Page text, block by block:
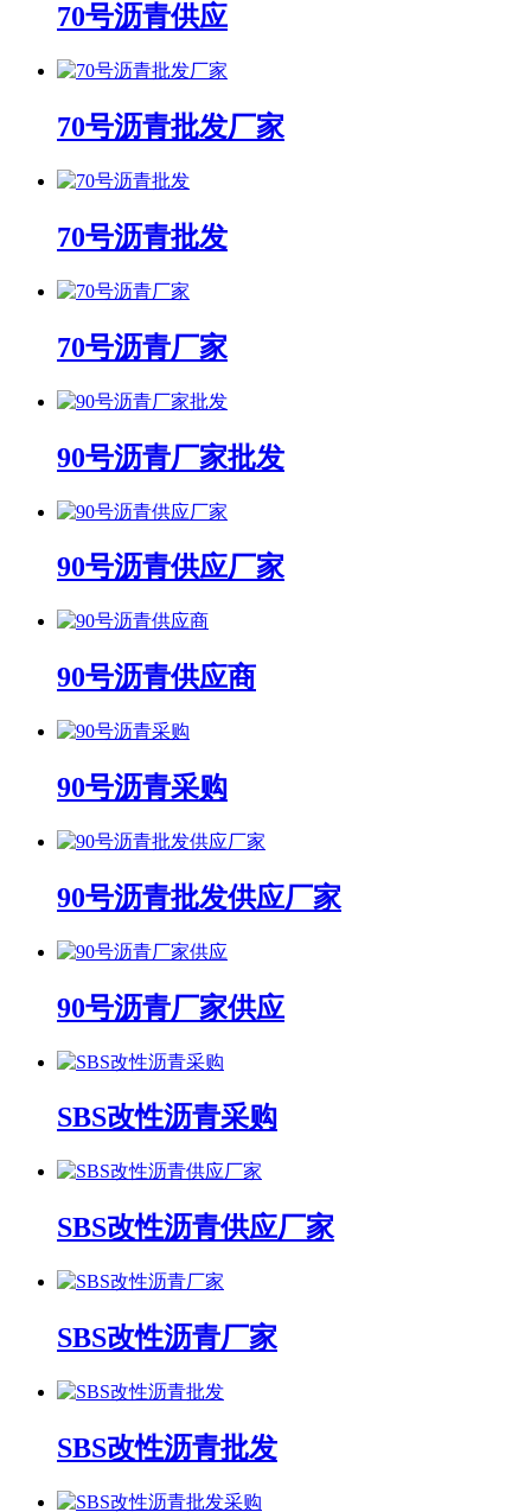
70号沥青供应
70号沥青批发厂家
70号沥青批发
70号沥青厂家
90号沥青厂家批发
90号沥青供应厂家
90号沥青供应商
90号沥青采购
90号沥青批发供应厂家
90号沥青厂家供应
SBS改性沥青采购
SBS改性沥青供应厂家
SBS改性沥青厂家
SBS改性沥青批发